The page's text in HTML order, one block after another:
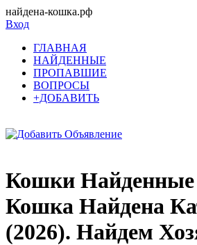
найдена-кошка.рф
Вход
ГЛАВНАЯ
НАЙДЕННЫЕ
ПРОПАВШИЕ
ВОПРОСЫ
+ДОБАВИТЬ
Кошки
Кошка Найдена
(2026). Найдем